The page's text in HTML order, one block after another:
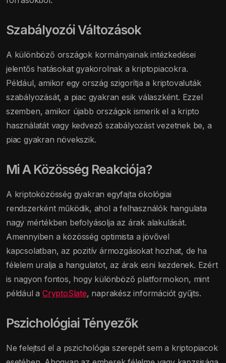
Szabályozói Változások
A különböző országok kormányainak intézkedései
jelentős hatásokat gyakorolnak a kriptopiacokra.
Például, amikor egy ország szigorítja a kriptovaluták
szabályozását, a piac gyakran esik válaszként. Ezzel
szemben, amikor újabb országok ismerik el a kripto
használatát vagy kedvező szabályozást vezetnek be, a
piac gyakran növekszik.
Mi A Közösség Reakciója?
A kriptoközösség gyakran egyfajta ökológiai
rendszerként működik, ahol a felhasználók hangulata
nagy mértékben befolyásolja az árak alakulását.
Amennyiben a közösség optimista a jövővel
kapcsolatban, az pozitív ármozgásokat hozhat, de ha
félelem uralja a hangulatot, az árak esni kezdenek. Ezért
is nagyon fontos, hogy különböző platformokon, mint
például a CryptoSlate, naprakész információt gyűjts.
Pszichológiai Tényezők
Ne felejtsd el a pszichológia szerepét sem a kriptopiacok